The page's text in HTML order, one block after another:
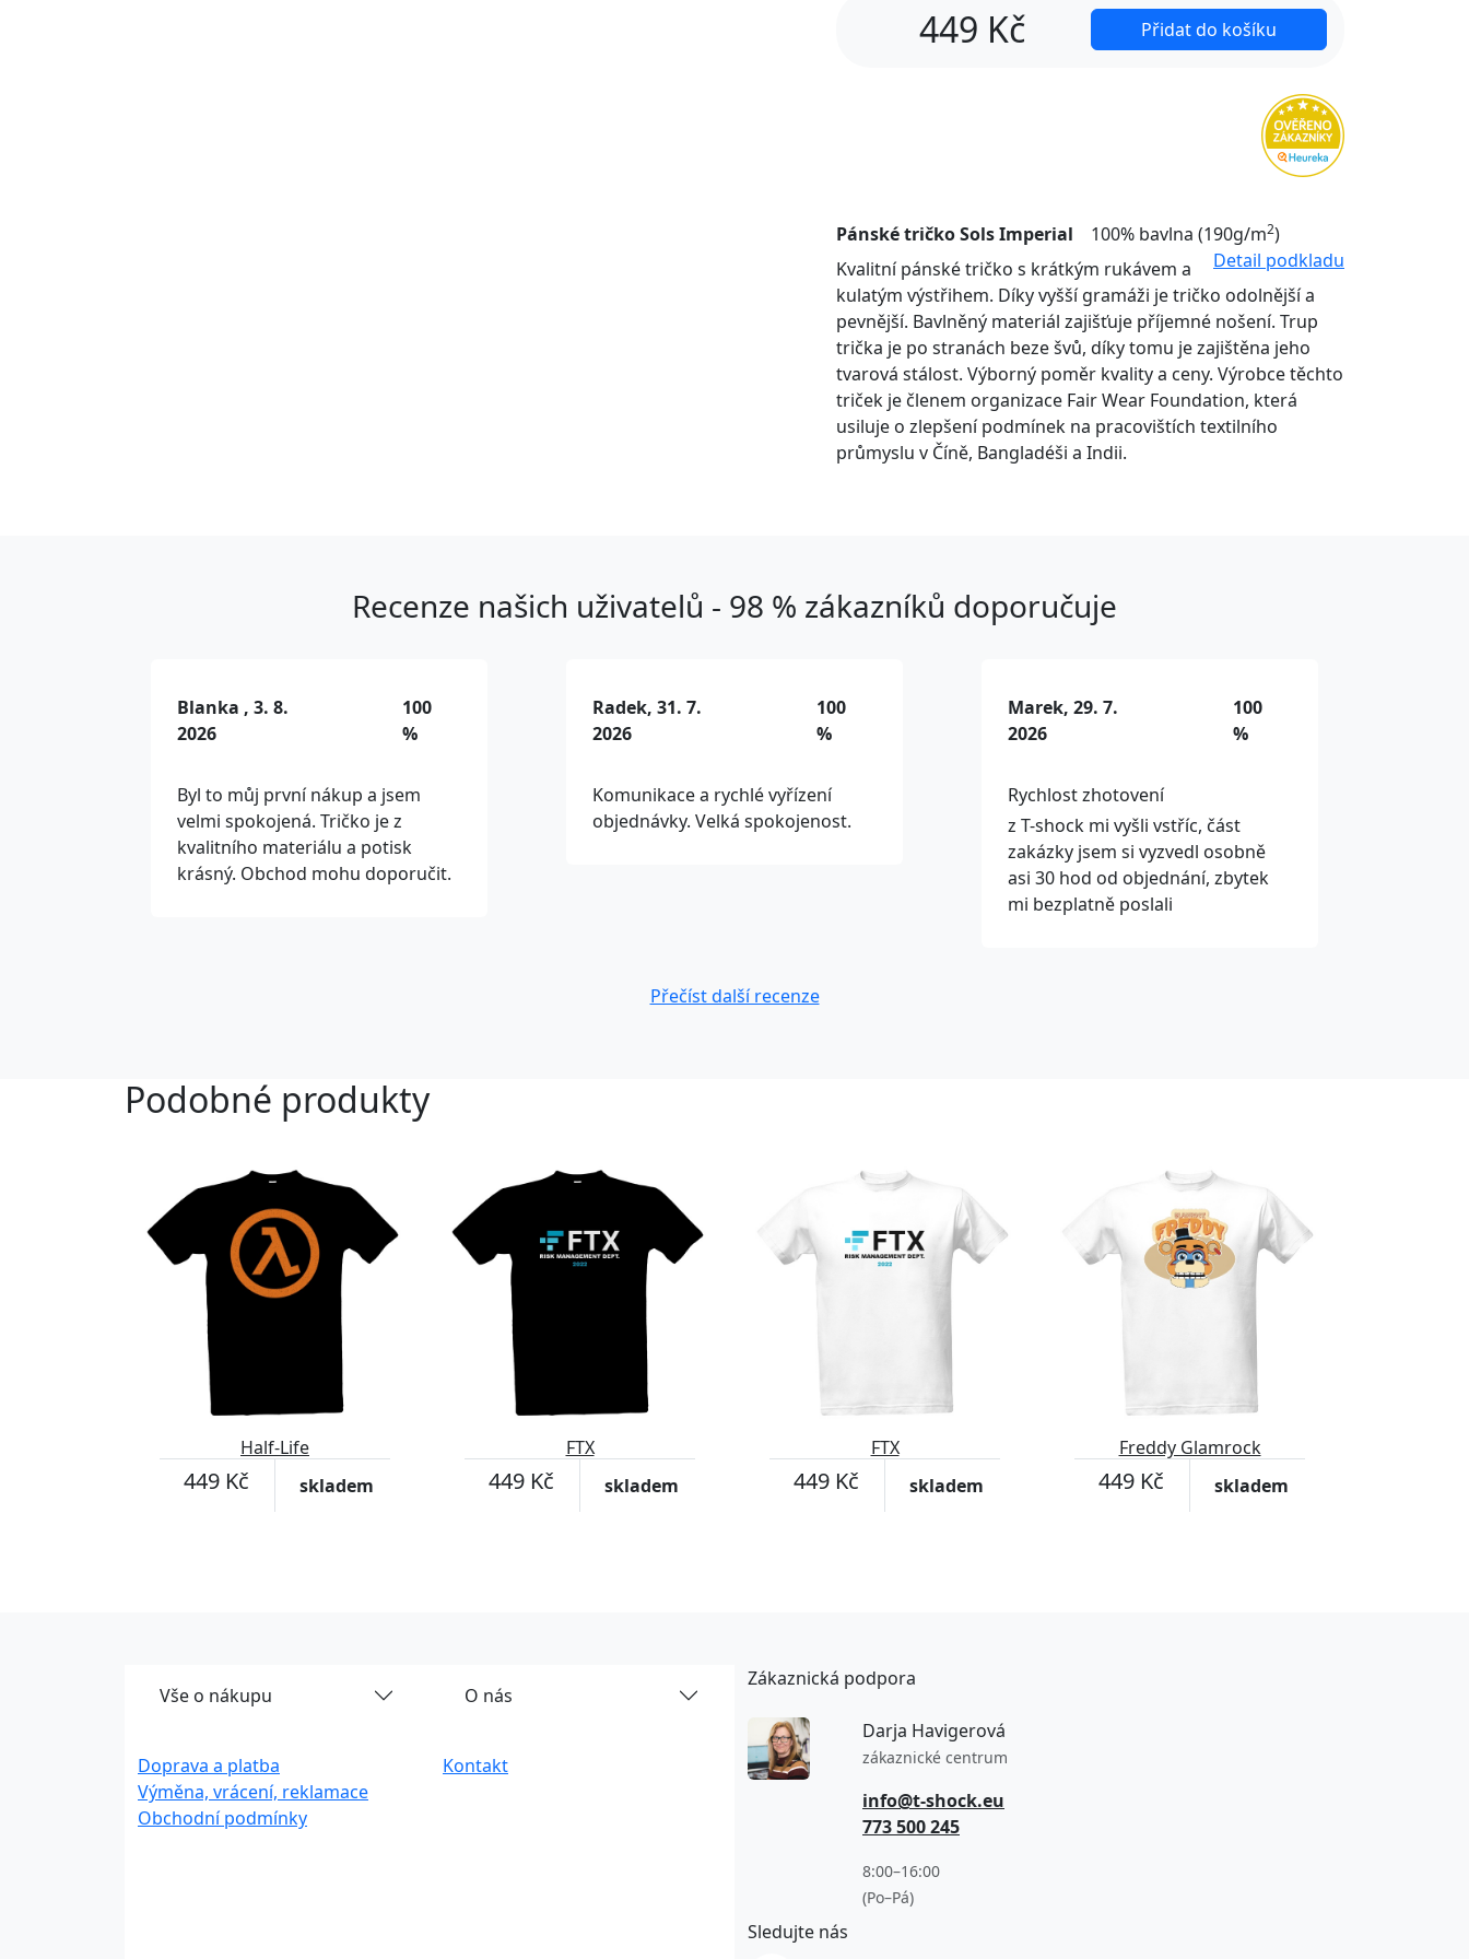
449 Kč Přidat do košíku
Pánské tričko Sols Imperial 100% bavlna (190g/m2)
Detail podkladu
Kvalitní pánské tričko s krátkým rukávem a
kulatým výstřihem. Díky vyšší gramáži je tričko odolnější a
pevnější. Bavlněný materiál zajišťuje příjemné nošení. Trup
trička je po stranách beze švů, díky tomu je zajištěna jeho
tvarová stálost. Výborný poměr kvality a ceny. Výrobce těchto
triček je členem organizace Fair Wear Foundation, která
usiluje o zlepšení podmínek na pracovištích textilního
průmyslu v Číně, Bangladéši a Indii.
Recenze našich uživatelů - 98 % zákazníků doporučuje
Blanka , 3. 8.
2026
100
%
Byl to můj první nákup a jsem
velmi spokojená. Tričko je z
kvalitního materiálu a potisk
krásný. Obchod mohu doporučit.
Radek, 31. 7.
2026
100
%
Komunikace a rychlé vyřízení
objednávky. Velká spokojenost.
Marek, 29. 7.
2026
100
%
Rychlost zhotovení
z T-shock mi vyšli vstříc, část
zakázky jsem si vyzvedl osobně
asi 30 hod od objednání, zbytek
mi bezplatně poslali
Přečíst další recenze
Podobné produkty
Half-Life
449 Kč skladem
FTX
449 Kč skladem
FTX
449 Kč skladem
Freddy Glamrock
449 Kč skladem
Vše o nákupu
Doprava a platba
Výměna, vrácení, reklamace
Obchodní podmínky
O nás
Kontakt
Zákaznická podpora
Darja Havigerová
zákaznické centrum
info@t-shock.eu
773 500 245
8:00–16:00
(Po–Pá)
Sledujte nás